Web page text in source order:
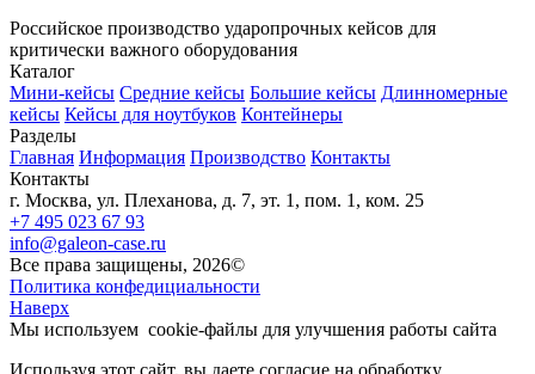
Российское производство ударопрочных кейсов для
критически важного оборудования
Каталог
Мини-кейсы Средние кейсы Большие кейсы Длинномерные
кейсы Кейсы для ноутбуков Контейнеры
Разделы
Главная Информация Производство Контакты
Контакты
г. Москва, ул. Плеханова, д. 7, эт. 1, пом. 1, ком. 25
+7 495 023 67 93
info@galeon-case.ru
Все права защищены, 2026©
Политика конфедициальности
Наверх
Мы используем cookie-файлы для улучшения работы сайта
Используя этот сайт, вы даете согласие на обработку